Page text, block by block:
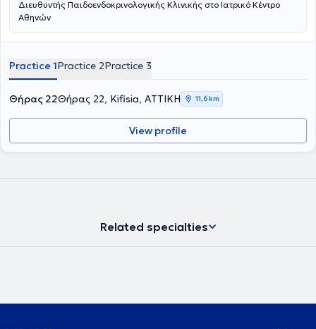
Διευθυντής Παιδοενδοκρινολογικής Κλινικής στο Ιατρικό Κέντρο
Αθηνών
Practice 1Practice 2Practice 3
Θήρας 22Θήρας 22, Kifisia, ΑΤΤΙΚΗ 11,6 km
View profile
Related specialties